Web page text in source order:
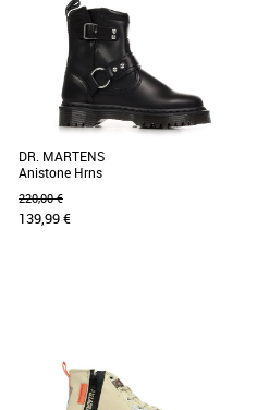
Bottes femme
Nouvelles 'biker boots' de Dr Martens, la
Anistone High. Elles sont réalisées en
cuir Wanama et dotées [...]
DR. MARTENS
Anistone Hrns
220,00 €
139,99 €
Anistone Hrns, l'alliance parfaite entre
style et confort pour la saison [...]